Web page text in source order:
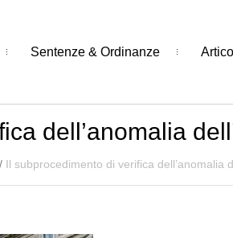
Sentenze & Ordinanze
dell’anomalia
/ Il subprocedimento di verifica dell’anomalia